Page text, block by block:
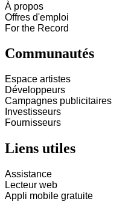
À propos
Offres d'emploi
For the Record
Communautés
Espace artistes
Développeurs
Campagnes publicitaires
Investisseurs
Fournisseurs
Liens utiles
Assistance
Lecteur web
Appli mobile gratuite